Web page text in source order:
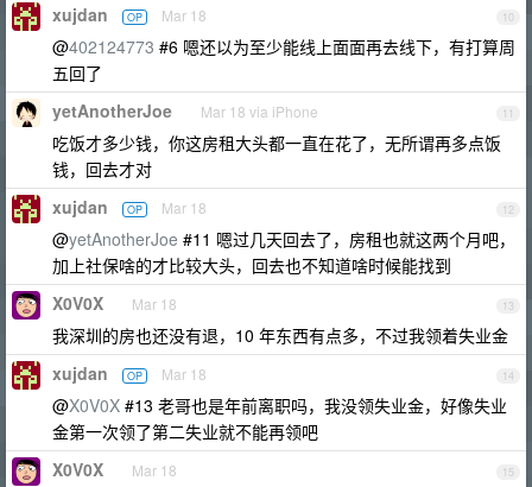
10
xujdan OP Mar 18
@402124773 #6 嗯还以为至少能线上面面再去线下，有打算周
五回了
11
yetAnotherJoe Mar 18 via iPhone
吃饭才多少钱，你这房租大头都一直在花了，无所谓再多点饭
钱，回去才对
12
xujdan OP Mar 18
@yetAnotherJoe #11 嗯过几天回去了，房租也就这两个月吧，
加上社保啥的才比较大头，回去也不知道啥时候能找到
13
X0V0X Mar 18
我深圳的房也还没有退，10 年东西有点多，不过我领着失业金
14
xujdan OP Mar 18
@X0V0X #13 老哥也是年前离职吗，我没领失业金，好像失业
金第一次领了第二失业就不能再领吧
15
X0V0X Mar 18